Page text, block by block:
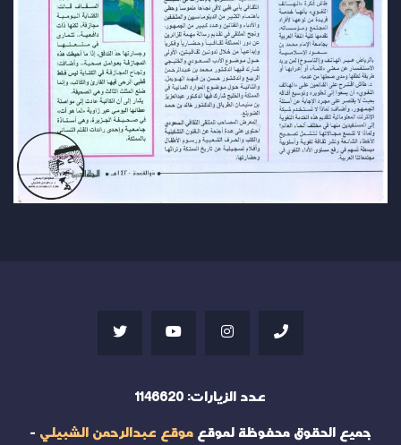
عدد الزيارات: 1146620
جميع الحقوق محفوظة لموقعموقع عبدالرحمن الشبيلي -